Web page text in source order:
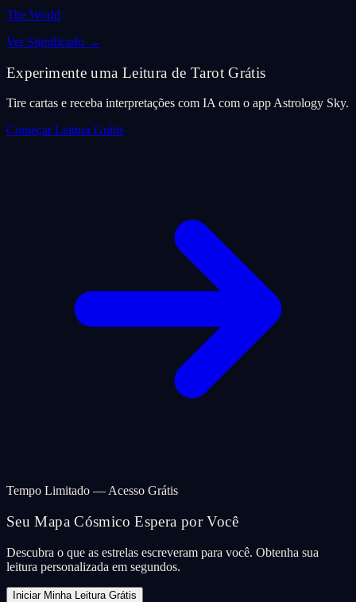
The World
Ver Significado →
Experimente uma Leitura de Tarot Grátis
Tire cartas e receba interpretações com IA com o app Astrology Sky.
Começar Leitura Grátis
Tempo Limitado — Acesso Grátis
Seu Mapa Cósmico Espera por Você
Descubra o que as estrelas escreveram para você. Obtenha sua
leitura personalizada em segundos.
Iniciar Minha Leitura Grátis